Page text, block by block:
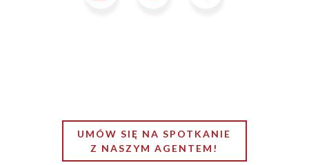
UMÓW SIĘ NA SPOTKANIE
Z NASZYM AGENTEM!